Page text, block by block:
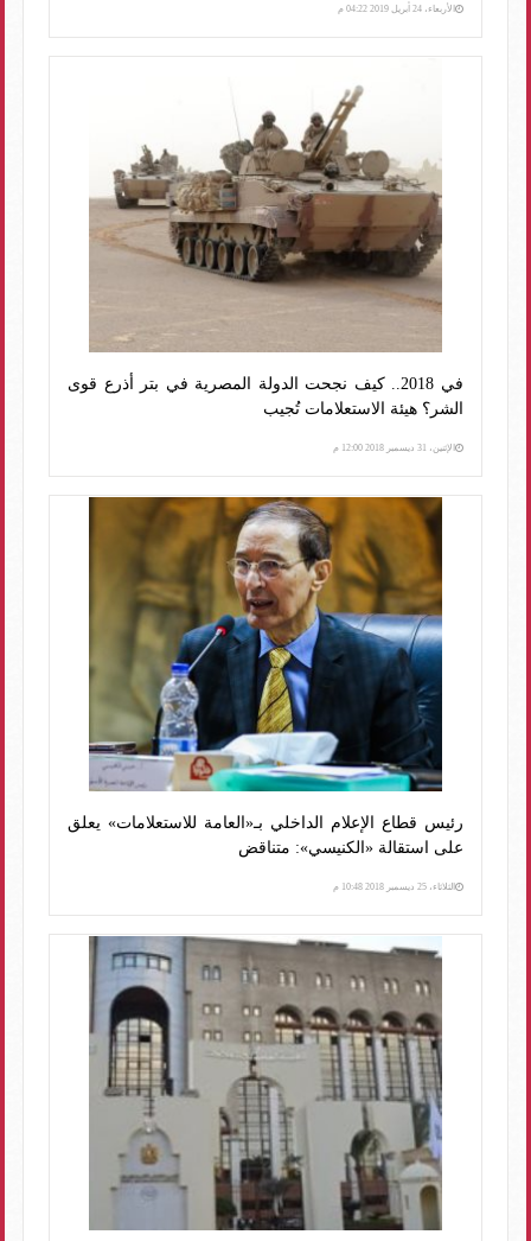
الأربعاء، 24 أبريل 2019 04:22 م
في 2018.. كيف نجحت الدولة المصرية في بتر أذرع قوى
الشر؟ هيئة الاستعلامات تُجيب
الإثنين، 31 ديسمبر 2018 12:00 م
رئيس قطاع الإعلام الداخلي بـ«العامة للاستعلامات» يعلق
على استقالة «الكنيسي»: متناقض
الثلاثاء، 25 ديسمبر 2018 10:48 م